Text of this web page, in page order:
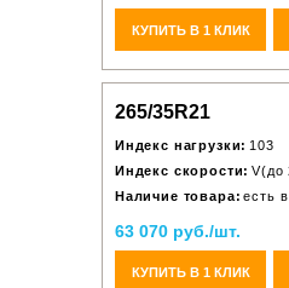
КУПИТЬ В 1 КЛИК
265/35R21
Индекс нагрузки: 103
Индекс скорости: V(до
Наличие товара: есть
63 070 руб./шт.
КУПИТЬ В 1 КЛИК